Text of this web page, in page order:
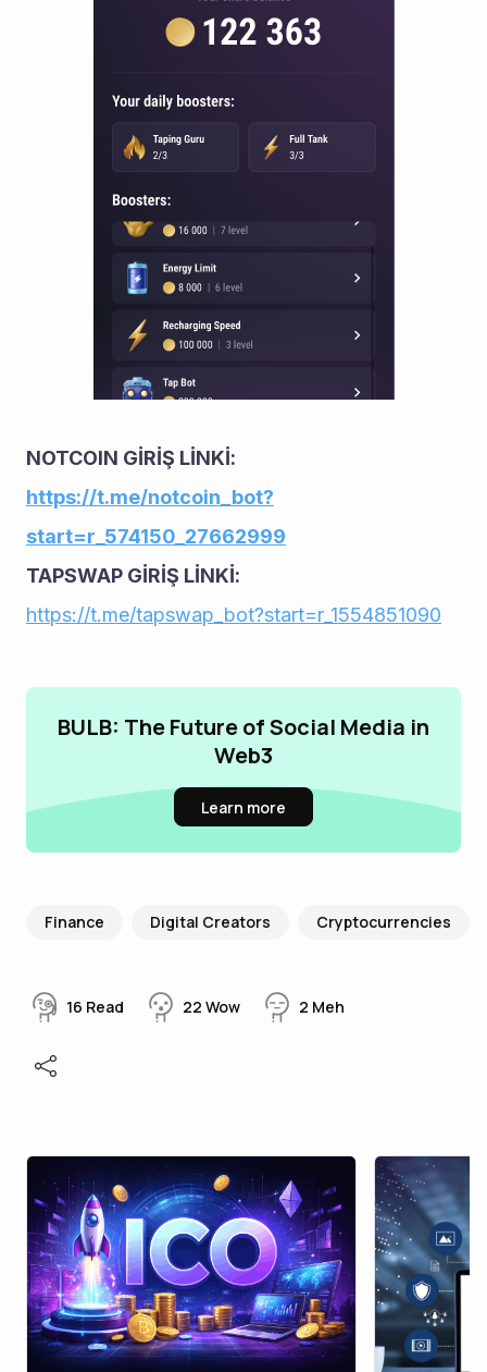
NOTCOIN GİRİŞ LİNKİ:
https://t.me/notcoin_bot?
start=r_574150_27662999
https://t.me/tapswap_bot?start=r_1554851090
BULB: The Future of Social Media in
Web3
Learn more
Finance Digital Creators Cryptocurrencies
16 Read 22 Wow 2 Meh